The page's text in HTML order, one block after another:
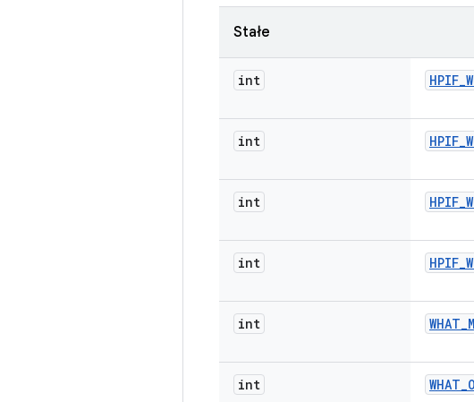
Stałe
int HPIF_
int HPIF_
int HPIF_
int HPIF_
int WHAT_
int WHAT_